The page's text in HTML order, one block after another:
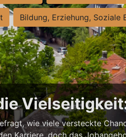
Bildung, Erziehung, Soziale
wie viele versteckte